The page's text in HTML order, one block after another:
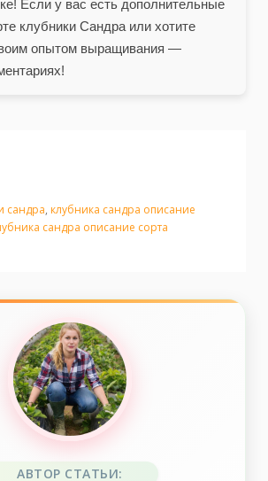
Если у вас есть дополнительные
клубники Сандра или хотите
опытом выращивания —
сандра, клубника сандра описание
сандра описание сорта
АВТОР СТАТЬИ: